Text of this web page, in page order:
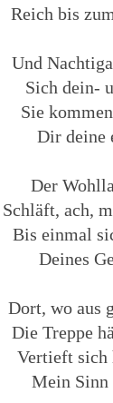
Reich bis
Und
Sich dein-
Sie
Dir deine
Der
Schläft, ach,
Bis einmal
Deines
Dort, wo aus
Die Treppe
Vertieft sich
Mein Sinn